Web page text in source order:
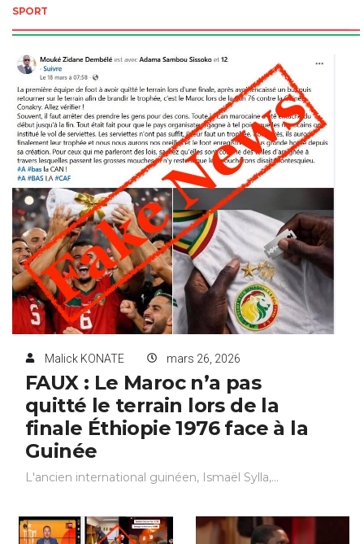
SPORT
Malick KONATE mars 26, 2026
FAUX : Le Maroc n’a pas
quitté le terrain lors de la
finale Éthiopie 1976 face à la
Guinée
L'ancien international guinéen, Ismaël Sylla,...